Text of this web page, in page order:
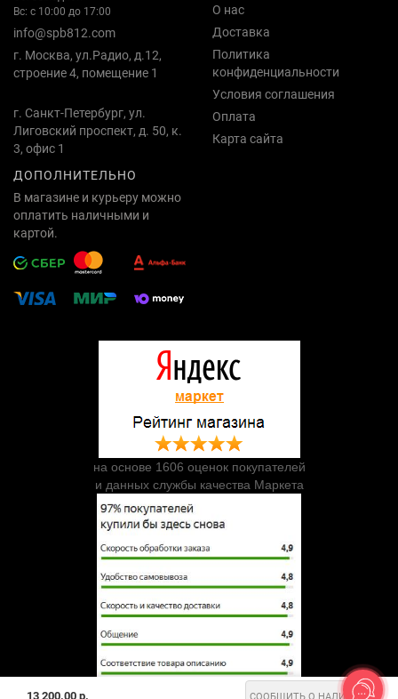
13 200.00 р.
Вс: с 10:00 до 17:00
info@spb812.com
г. Москва, ул.Радио, д.12,
строение 4, помещение 1
г. Санкт-Петербург, ул.
Лиговский проспект, д. 50, к.
3, офис 1
О нас
Доставка
Политика
конфиденциальности
Условия соглашения
Оплата
Карта сайта
ДОПОЛНИТЕЛЬНО
В магазине и курьеру можно
оплатить наличными и
картой.
на основе 1606 оценок покупателей
и данных службы качества Маркета